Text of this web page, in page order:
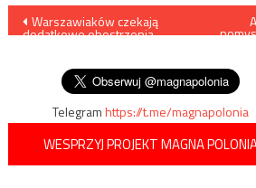
Nawigacja
Warszawiaków czekają
dodatkowe obostrzenia,
Telegramhttps://t.me/magnapolonia
WESPRZYJ PROJEKT MAGNA